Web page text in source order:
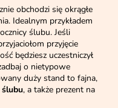
obchodzi się okrągłe
Idealnym przykładem
ślubu. Jeśli
przyjęcie
będziesz uczestniczył
o nietypowe
duży stand to fajna,
, a także prezent na